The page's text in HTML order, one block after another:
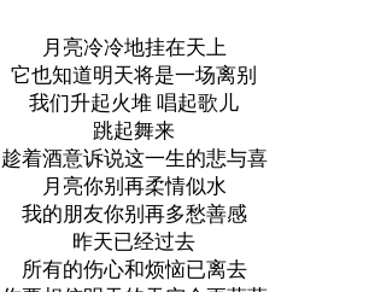
月亮冷冷地挂在天上
它也知道明天将是一场离别
我们升起火堆 唱起歌儿
跳起舞来
趁着酒意诉说这一生的悲与喜
月亮你别再柔情似水
我的朋友你别再多愁善感
昨天已经过去
所有的伤心和烦恼已离去